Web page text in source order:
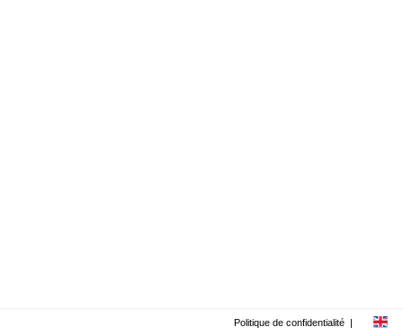
Politique de confidentialité |